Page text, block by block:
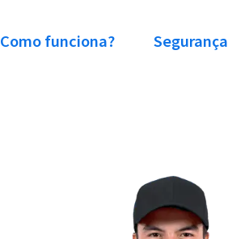
Como funciona? Segurança